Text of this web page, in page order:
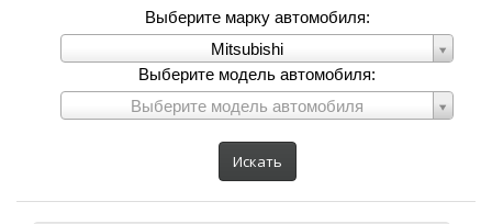
Выберите марку автомобиля:
Mitsubishi
марку
автомобиля:
Выберите модель автомобиля:
Выберите модель автомобиля
Выберите
модель
Искать